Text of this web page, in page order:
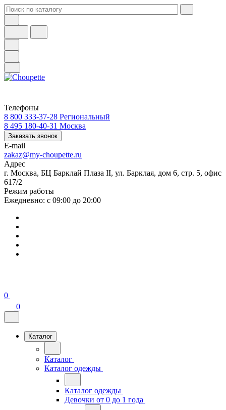
Телефоны
8 800 333-37-28 Региональный
8 495 180-40-31 Москва
Заказать звонок
E-mail
zakaz@my-choupette.ru
Адрес
г. Москва, БЦ Барклай Плаза II, ул. Барклая, дом 6, стр. 5, офис
617/2
Режим работы
Ежедневно: с 09:00 до 20:00
0
0
Каталог
Каталог
Каталог одежды
Каталог одежды
Девочки от 0 до 1 года